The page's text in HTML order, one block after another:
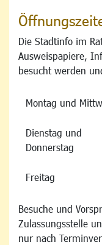
Die Stadtinfo im
Ausweispapiere,
besucht werden
Montag und
Dienstag und
Donnerstag
Freitag
Besuche und
Zulassungsstelle
nur nach